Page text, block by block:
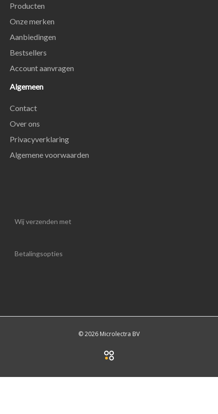
Producten
Onze merken
Aanbiedingen
Bestsellers
Account aanvragen
Algemeen
Contact
Over ons
Privacyverklaring
Algemene voorwaarden
Wij verzenden met
Betalingsopties
© 2026 Microlectra BV